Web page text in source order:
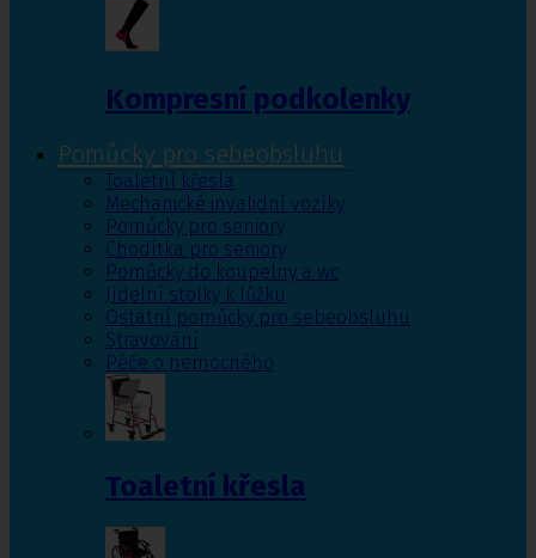
Kompresní podkolenky
Pomůcky pro sebeobsluhu
Toaletní křesla
Mechanické invalidní vozíky
Pomůcky pro seniory
Chodítka pro seniory
Pomůcky do koupelny a wc
Jídelní stolky k lůžku
Ostatní pomůcky pro sebeobsluhu
Stravování
Péče o nemocného
Toaletní křesla